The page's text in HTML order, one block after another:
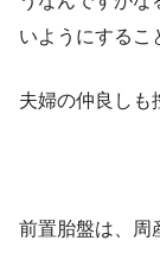
いようにするこ
夫婦の仲良しも
前置胎盤は、周